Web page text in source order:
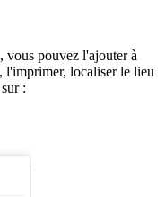
pouvez l'ajouter à
l'imprimer, localiser le lieu
: